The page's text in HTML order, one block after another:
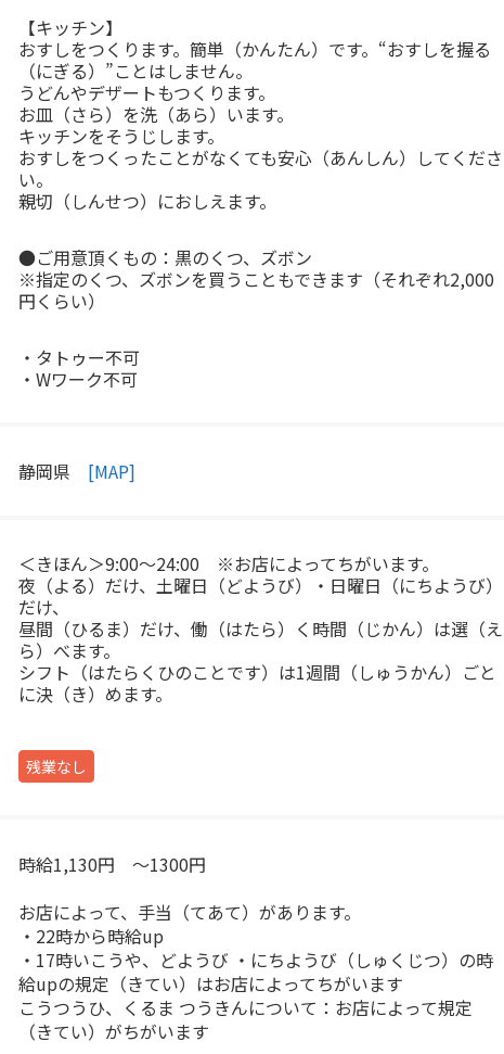
【キッチン】
おすしをつくります。簡単（かんたん）です。“おすしを握る
（にぎる）”ことはしません。
うどんやデザートもつくります。
お皿（さら）を洗（あら）います。
キッチンをそうじします。
おすしをつくったことがなくても安心（あんしん）してくださ
い。
親切（しんせつ）におしえます。
●ご用意頂くもの：黒のくつ、ズボン
※指定のくつ、ズボンを買うこともできます（それぞれ2,000
円くらい）
・タトゥー不可
・Wワーク不可
静岡県 [MAP]
＜きほん＞9:00～24:00 ※お店によってちがいます。
夜（よる）だけ、土曜日（どようび）・日曜日（にちようび）
だけ、
昼間（ひるま）だけ、働（はたら）く時間（じかん）は選（え
ら）べます。
シフト（はたらくひのことです）は1週間（しゅうかん）ごと
に決（き）めます。
残業なし
時給1,130円 ～1300円
お店によって、手当（てあて）があります。
・22時から時給up
・17時いこうや、どようび ・にちようび（しゅくじつ）の時
給upの規定（きてい）はお店によってちがいます
こうつうひ、くるま つうきんについて：お店によって規定
（きてい）がちがいます